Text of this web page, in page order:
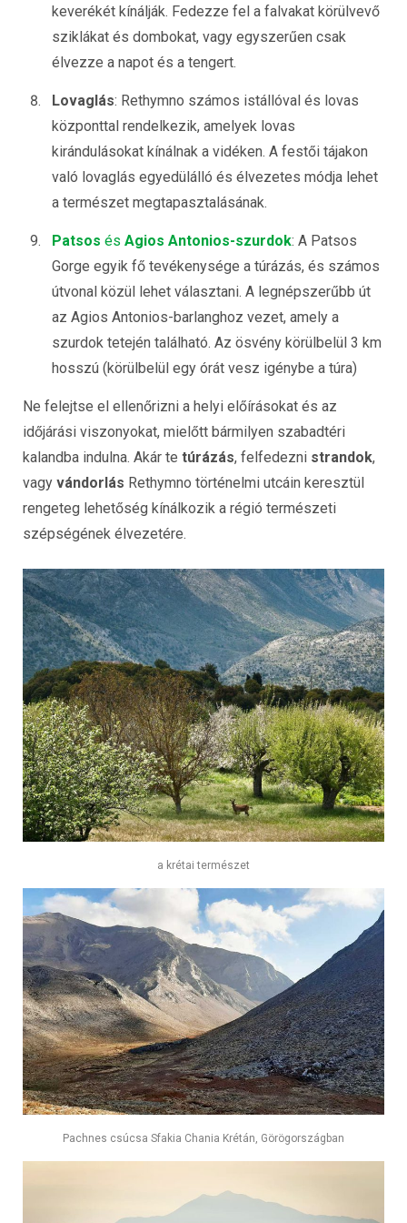
keverékét kínálják. Fedezze fel a falvakat körülvevő
sziklákat és dombokat, vagy egyszerűen csak
élvezze a napot és a tengert.
Lovaglás: Rethymno számos istállóval és lovas
központtal rendelkezik, amelyek lovas
kirándulásokat kínálnak a vidéken. A festői tájakon
való lovaglás egyedülálló és élvezetes módja lehet
a természet megtapasztalásának.
Patsos és Agios Antonios-szurdok: A Patsos
Gorge egyik fő tevékenysége a túrázás, és számos
útvonal közül lehet választani. A legnépszerűbb út
az Agios Antonios-barlanghoz vezet, amely a
szurdok tetején található. Az ösvény körülbelül 3 km
hosszú (körülbelül egy órát vesz igénybe a túra)
Ne felejtse el ellenőrizni a helyi előírásokat és az
időjárási viszonyokat, mielőtt bármilyen szabadtéri
kalandba indulna. Akár te túrázás, felfedezni strandok,
vagy vándorlás Rethymno történelmi utcáin keresztül
rengeteg lehetőség kínálkozik a régió természeti
szépségének élvezetére.
a krétai természet
Pachnes csúcsa Sfakia Chania Krétán, Görögországban